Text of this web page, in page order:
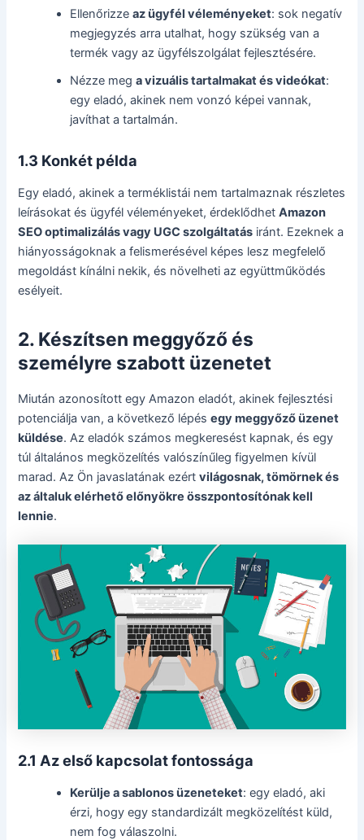
Ellenőrizzeaz ügyfél véleményeket: sok negatív
megjegyzés arra utalhat, hogy szükség van a
termék vagy az ügyfélszolgálat fejlesztésére.
Nézze mega vizuális tartalmakat és videókat:
egy eladó, akinek nem vonzó képei vannak,
javíthat a tartalmán.
1.3 Konkét példa
Egy eladó, akinek a terméklistái nem tartalmaznak részletes
leírásokat és ügyfél véleményeket, érdeklődhetAmazon
SEO optimalizálás vagy UGC szolgáltatás iránt. Ezeknek a
hiányosságoknak a felismerésével képes lesz megfelelő
megoldást kínálni nekik, és növelheti az együttműködés
esélyeit.
2. Készítsen meggyőző és
személyre szabott üzenetet
Miután azonosított egy Amazon eladót, akinek fejlesztési
potenciálja van, a következő lépésegy meggyőző üzenet
küldése. Az eladók számos megkeresést kapnak, és egy
túl általános megközelítés valószínűleg figyelmen kívül
marad. Az Ön javaslatának ezértvilágosnak, tömörnek és
az általuk elérhető előnyökre összpontosítónak kell
lennie.
2.1 Az első kapcsolat fontossága
Kerülje a sablonos üzeneteket: egy eladó, aki
érzi, hogy egy standardizált megközelítést küld,
nem fog válaszolni.